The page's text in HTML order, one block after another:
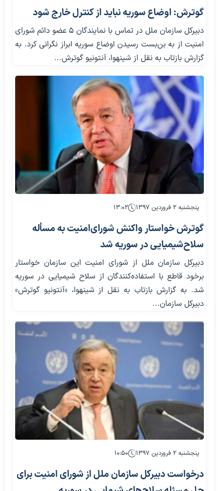
گوترش: اوضاع سوریه نباید از کنترل خارج شود
دبیرکل سازمان ملل در تماس با نمایندگان ۵ عضو دائم شورای
امنیت از به بن‌بست رسیدن اوضاع سوریه ابراز نگرانی کرد. به
گزارش بازتاب به نقل از شینهوا، آنتونیو گوترش...
پنجشنبه ۲ فروردین ۱۳۹۷ ۱۳:۰۲
گوترش خواستار واکنش شورای‌امنیت به مسأله
سلاح‌شیمیایی در سوریه شد
دبیرکل سازمان ملل از شورای امنیت این سازمان خواستار
برخود قاطع با استفاده‌کنندگان از سلاح شیمیایی در سوریه
شد. به گزارش بازتاب به نقل از شینهوا، «آنتونیو گوترش»
دبیرکل سازمان...
پنجشنبه ۲ فروردین ۱۳۹۷ ۱۰:۵۰
درخواست دبیرکل سازمان ملل از شورای امنیت برای